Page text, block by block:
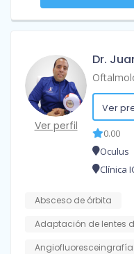
Ver perfil
Dr.
Ver
0.00
Oculus
Clínica
Absceso de órbita
Adaptación de lentes
Angiofluoresceingrafía